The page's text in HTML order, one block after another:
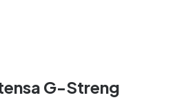
G-Streng